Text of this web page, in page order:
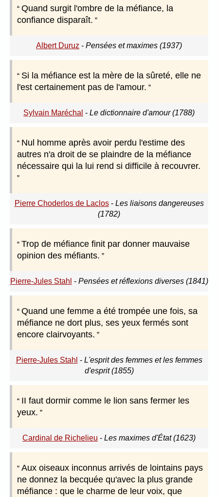
Quand surgit l'ombre de la méfiance, la
confiance disparaît.
Albert Duruz - Pensées et maximes (1937)
Si la méfiance est la mère de la sûreté, elle ne
l'est certainement pas de l'amour.
Sylvain Maréchal - Le dictionnaire d'amour (1788)
Nul homme après avoir perdu l'estime des
autres n'a droit de se plaindre de la méfiance
nécessaire qui la lui rend si difficile à recouvrer.
Pierre Choderlos de Laclos- Les liaisons dangereuses
(1782)
Trop de méfiance finit par donner mauvaise
opinion des méfiants.
Pierre-Jules Stahl - Pensées et réflexions diverses (1841)
Quand une femme a été trompée une fois, sa
méfiance ne dort plus, ses yeux fermés sont
encore clairvoyants.
Pierre-Jules Stahl - L'esprit des femmes et les femmes
d'esprit (1855)
II faut dormir comme le lion sans fermer les
yeux.
Cardinal de Richelieu - Les maximes d'État (1623)
Aux oiseaux inconnus arrivés de lointains pays
ne donnez la becquée qu'avec la plus grande
méfiance : que le charme de leur voix, que